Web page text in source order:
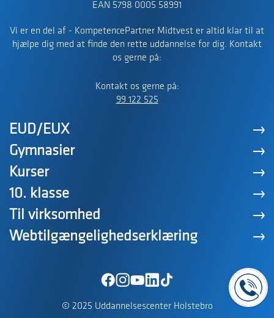
EAN 5798 0005 58991
Vi er en del af - KompetencePartner Midtvest er altid klar til at
hjælpe dig med at finde den rette uddannelse for dig. Kontakt
os gerne på:
Kontakt os gerne på:
99 122 525
EUD/EUX
Gymnasier
Kurser
10. klasse
Til virksomhed
Webtilgængelighedserklæring
© 2025 Uddannelsescenter Holstebro